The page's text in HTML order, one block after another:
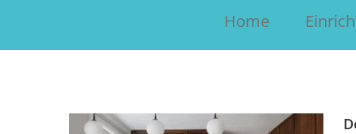
Home
Deine Küche als Kraftort: Mit
kleinen Kniffen zu mehr